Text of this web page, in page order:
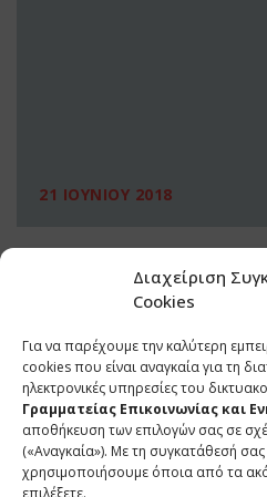
Διαχείριση
Cookies
Για να παρέχουμε την καλύτερη
cookies που είναι αναγκαία για τη
ηλεκτρονικές υπηρεσίες του
Γραμματείας Επικοινωνίας και
αποθήκευση των επιλογών σας σε
(«Αναγκαία»). Με τη συγκατάθεσή
χρησιμοποιήσουμε όποια από τα
επιλέξετε.
21 ΙΟΥΝΙΟΥ 2018
ΕΠΙΚΟΙΝΩΝΙΑ